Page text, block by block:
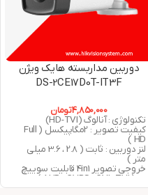
دوربین مداربسته هایک ویژن
DS-2CE17D0T-IT3F
4,850,000تومان
تکنولوژی : آنالوگ (HD-TVI)
کیفیت تصویر : 2مگاپیکسل ( Full
HD )
لنز دوربین : ثابت ( 2.8 ، 3.6 میلی
متر )
خروجی تصویر 4in1 قابلیت سوییچ
به ( AHD , CVBS , CVI , TVI )
دید در شب : 40 متر مربع